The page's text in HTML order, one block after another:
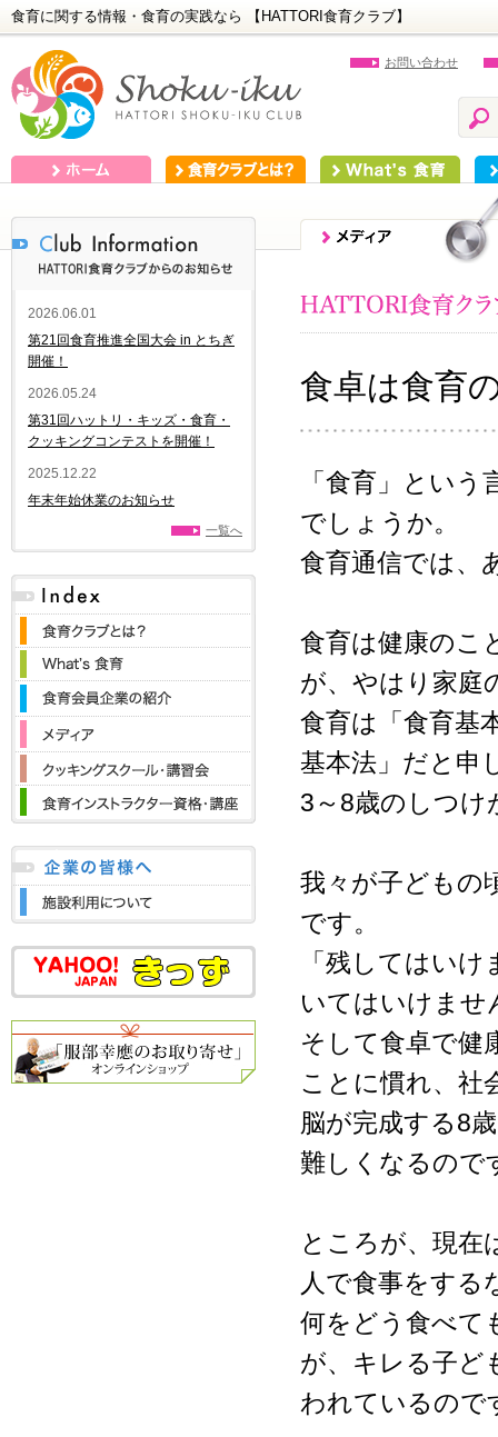
食育に関する情報・食育の実践なら 【HATTORI食育クラブ】
お問い合わせ
食卓は食育
「食育」とい
でしょうか。
食育通信では、
食育は健康のこ
が、やはり家庭
食育は「食育基
基本法」だと申
3～8歳のしつけ
我々が子どもの
です。
「残してはい
いてはいけませ
そして食卓で健
ことに慣れ、社
脳が完成する8
難しくなるので
ところが、現在
人で食事をする
何をどう食べて
が、キレる子ど
われているので
2026.06.01
第21回食育推進全国大会 in とちぎ
開催！
2026.05.24
第31回ハットリ・キッズ・食育・
クッキングコンテストを開催！
2025.12.22
年末年始休業のお知らせ
一覧へ